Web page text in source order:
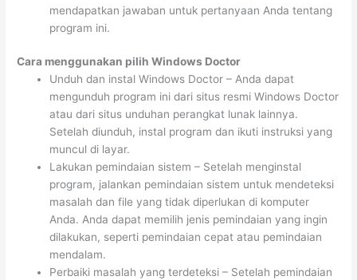
mendapatkan jawaban untuk pertanyaan Anda tentang
program ini.
Cara menggunakan pilih Windows Doctor
Unduh dan instal Windows Doctor – Anda dapat
mengunduh program ini dari situs resmi Windows Doctor
atau dari situs unduhan perangkat lunak lainnya.
Setelah diunduh, instal program dan ikuti instruksi yang
muncul di layar.
Lakukan pemindaian sistem – Setelah menginstal
program, jalankan pemindaian sistem untuk mendeteksi
masalah dan file yang tidak diperlukan di komputer
Anda. Anda dapat memilih jenis pemindaian yang ingin
dilakukan, seperti pemindaian cepat atau pemindaian
mendalam.
Perbaiki masalah yang terdeteksi – Setelah pemindaian